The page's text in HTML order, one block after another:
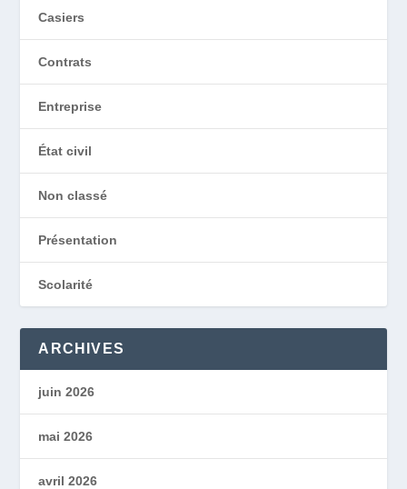
Casiers
Contrats
Entreprise
État civil
Non classé
Présentation
Scolarité
ARCHIVES
juin 2026
mai 2026
avril 2026